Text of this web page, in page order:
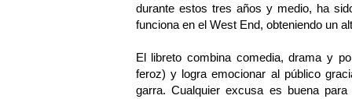
durante estos tres años y medio, ha
funciona en el West End, obteniendo un
El libreto combina comedia, drama y
feroz) y logra emocionar al público
garra. Cualquier excusa es buena